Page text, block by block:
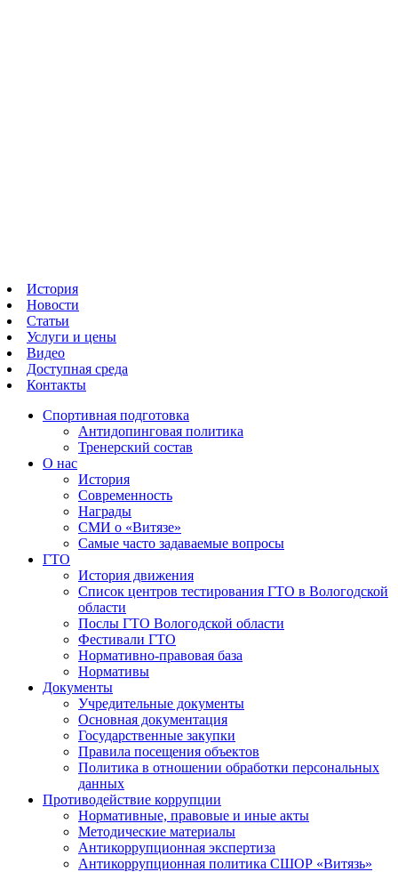
История
Новости
Статьи
Услуги и цены
Видео
Доступная среда
Контакты
Спортивная подготовка
Антидопинговая политика
Тренерский состав
О нас
История
Современность
Награды
СМИ о «Витязе»
Самые часто задаваемые вопросы
ГТО
История движения
Список центров тестирования ГТО в Вологодской
области
Послы ГТО Вологодской области
Фестивали ГТО
Нормативно-правовая база
Нормативы
Документы
Учредительные документы
Основная документация
Государственные закупки
Правила посещения объектов
Политика в отношении обработки персональных
данных
Противодействие коррупции
Нормативные, правовые и иные акты
Методические материалы
Антикоррупционная экспертиза
Антикоррупционная политика СШОР «Витязь»